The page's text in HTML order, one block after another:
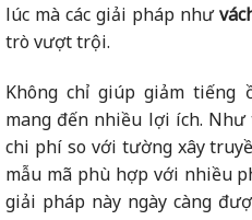
lúc mà các giải pháp như
trò vượt trội.
Không chỉ giúp giảm tiếng
mang đến nhiều lợi ích.
chi phí so với tường xây
mẫu mã phù hợp với nhiều
giải pháp này ngày càng